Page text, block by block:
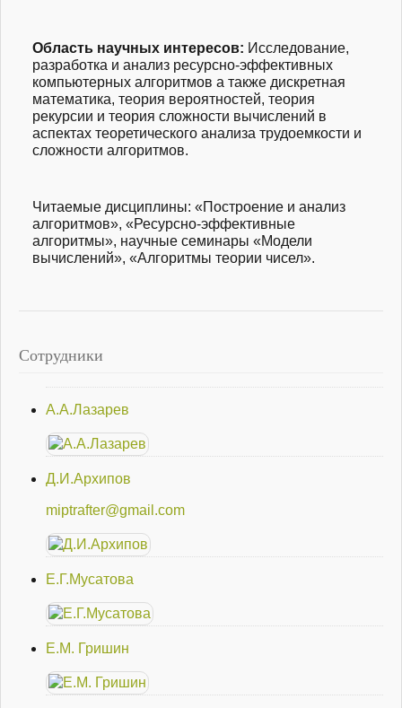
Область научных интересов: Исследование,
разработка и анализ ресурсно-эффективных
компьютерных алгоритмов а также дискретная
математика, теория вероятностей, теория
рекурсии и теория сложности вычислений в
аспектах теоретического анализа трудоемкости и
сложности алгоритмов.
Читаемые дисциплины: «Построение и анализ
алгоритмов», «Ресурсно-эффективные
алгоритмы», научные семинары «Модели
вычислений», «Алгоритмы теории чисел».
Сотрудники
А.А.Лазарев
Д.И.Архипов
miptrafter@gmail.com
Е.Г.Мусатова
Е.М. Гришин